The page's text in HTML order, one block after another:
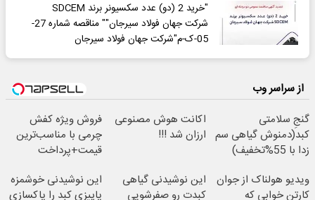
"خرید 2 (دو) عدد سکسیونر برند SDCEM
شرکت جهان فولاد سیرجان"" مناقصه شماره 27-
05-ک-م"شرکت جهان فولاد سیرجان
از سراسر وب
گنجِ سلامتی
کبد(دمنوش گیاهی سم
زدا با 55%تخفیف)
اکانت هوش مصنوعی
ارزان شد !!!
فروش ویژه کفش
چرمی با مناسب‌ترین
قیمت+پرداخت
ویدیو هولناک از جوان
کارتن خوابی که
این نوشیدنی گیاهی
کبدت رو صفرشویی
این نوشیدنی خوشمزه
پاییزی کبد را پاکسازی